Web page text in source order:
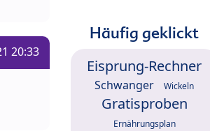
20:33
Häufig geklickt
Eisprung-Rechner
Schwanger Wickeln
Gratisproben
Ernährungsplan